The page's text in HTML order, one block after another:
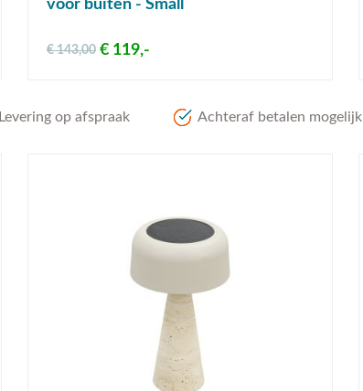
voor buiten - Small
€ 119,-
€ 143,00
Levering op afspraak Achteraf betalen mogelijk